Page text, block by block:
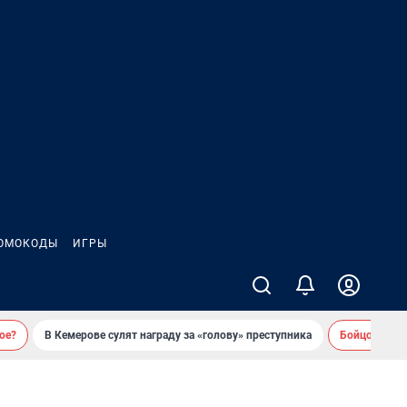
ИГРЫ
В Кемерове сулят награду за «голову» преступника Бойцовский